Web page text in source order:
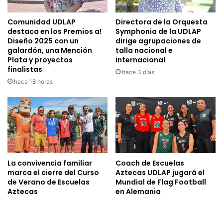
Comunidad UDLAP
destaca en los Premios a!
Diseño 2025 con un
galardón, una Mención
Plata y proyectos
finalistas
hace 18 horas
Directora de la Orquesta
Symphonia de la UDLAP
dirige agrupaciones de
talla nacional e
internacional
hace 3 días
La convivencia familiar
marca el cierre del Curso
de Verano de Escuelas
Aztecas
Coach de Escuelas
Aztecas UDLAP jugará el
Mundial de Flag Football
en Alemania